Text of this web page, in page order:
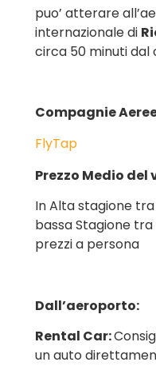
puo’ atterare
internazionale di
circa 50 minuti dal
Compagnie
FlyTap
Prezzo Medio del
In Alta stagione
bassa Stagione
prezzi a persona
Dall’aeroporto:
Rental Car:
un auto